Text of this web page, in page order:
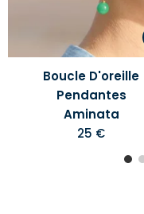
Boucle D'oreille
Pendantes
Aminata
25 €